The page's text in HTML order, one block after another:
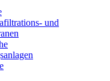
und